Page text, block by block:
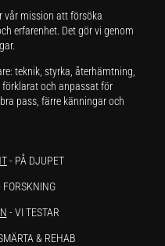
vår mission att försöka
erfarenhet. Det gör vi genom
teknik, styrka, återhämtning,
och anpassat för
pass, färre känningar och
- PÅ DJUPET
FORSKNING
- VI TESTAR
& REHAB